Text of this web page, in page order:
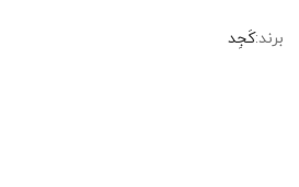
برند:کَجِد